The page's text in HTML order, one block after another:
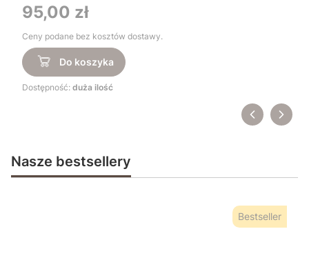
Cena
95,00 zł
Ceny podane bez kosztów dostawy.
Do koszyka
Dostępność: duża ilość
Nasze bestsellery
Bestseller